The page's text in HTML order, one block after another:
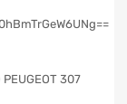
PEUGEOT 307